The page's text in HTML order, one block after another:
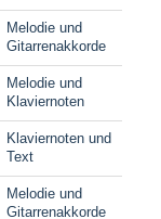
Melodie und
Gitarrenakkorde
Melodie und
Klaviernoten
Klaviernoten und
Text
Melodie und
Gitarrenakkorde